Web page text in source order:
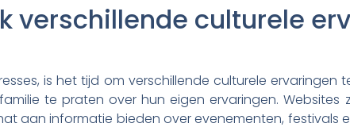
verschillende culturele
is het tijd om verschillende culturele ervaringen
te praten over hun eigen ervaringen. Websites
aan informatie bieden over evenementen, festivals